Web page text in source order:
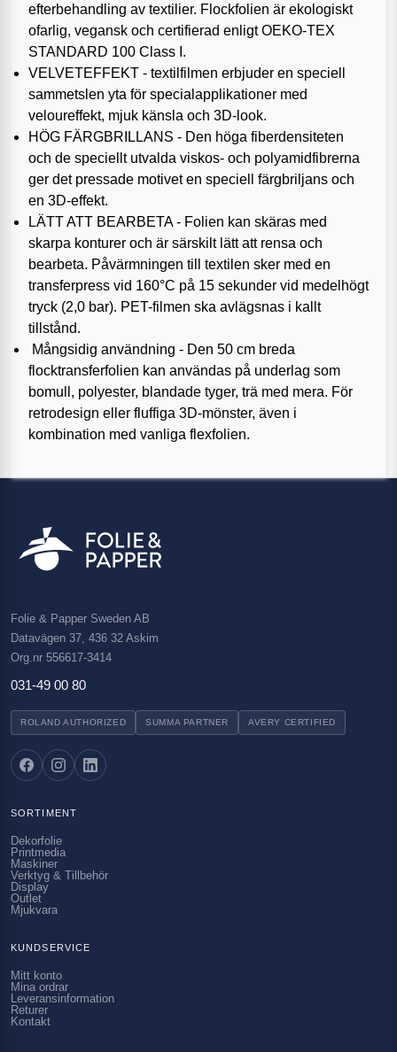
efterbehandling av textilier. Flockfolien är ekologiskt
ofarlig, vegansk och certifierad enligt OEKO-TEX
STANDARD 100 Class I.
VELVETEFFEKT - textilfilmen erbjuder en speciell
sammetslen yta för specialapplikationer med
veloureffekt, mjuk känsla och 3D-look.
HÖG FÄRGBRILLANS - Den höga fiberdensiteten
och de speciellt utvalda viskos- och polyamidfibrerna
ger det pressade motivet en speciell färgbriljans och
en 3D-effekt.
LÄTT ATT BEARBETA - Folien kan skäras med
skarpa konturer och är särskilt lätt att rensa och
bearbeta. Påvärmningen till textilen sker med en
transferpress vid 160°C på 15 sekunder vid medelhögt
tryck (2,0 bar). PET-filmen ska avlägsnas i kallt
tillstånd.
Mångsidig användning - Den 50 cm breda
flocktransferfolien kan användas på underlag som
bomull, polyester, blandade tyger, trä med mera. För
retrodesign eller fluffiga 3D-mönster, även i
kombination med vanliga flexfolien.
Folie & Papper Sweden AB
Datavägen 37, 436 32 Askim
Org.nr 556617-3414
031-49 00 80
ROLAND AUTHORIZED SUMMA PARTNER AVERY CERTIFIED
SORTIMENT
Dekorfolie
Printmedia
Maskiner
Verktyg & Tillbehör
Display
Outlet
Mjukvara
KUNDSERVICE
Mitt konto
Mina ordrar
Leveransinformation
Returer
Kontakt